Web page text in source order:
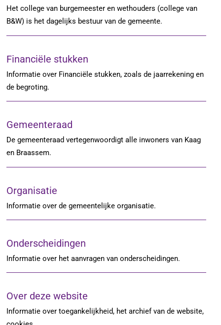
Het college van burgemeester en wethouders (college van
B&W) is het dagelijks bestuur van de gemeente.
Financiële stukken
Informatie over Financiële stukken, zoals de jaarrekening en
de begroting.
Gemeenteraad
De gemeenteraad vertegenwoordigt alle inwoners van Kaag
en Braassem.
Organisatie
Informatie over de gemeentelijke organisatie.
Onderscheidingen
Informatie over het aanvragen van onderscheidingen.
Over deze website
Informatie over toegankelijkheid, het archief van de website,